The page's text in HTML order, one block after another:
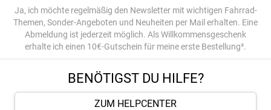
Ja, ich möchte regelmäßig den Newsletter mit wichtigen Fahrrad-
Themen, Sonder-Angeboten und Neuheiten per Mail erhalten. Eine
Abmeldung ist jederzeit möglich. Als Willkommensgeschenk
erhalte ich einen 10€-Gutschein für meine erste Bestellung³.
BENÖTIGST DU HILFE?
ZUM HELPCENTER